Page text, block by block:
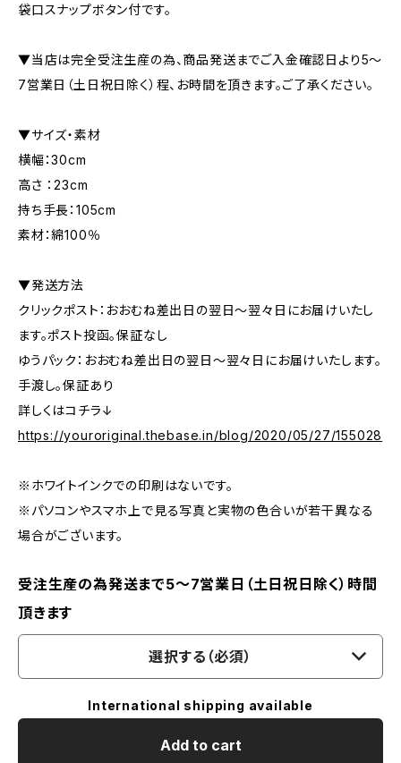
袋口スナップボタン付です。
▼当店は完全受注生産の為、商品発送までご入金確認日より5〜
7営業日（土日祝日除く）程、お時間を頂きます。ご了承ください。
▼サイズ・素材
横幅：30cm
高さ ：23cm
持ち手長：105cm
素材：綿100％
▼発送方法
クリックポスト：おおむね差出日の翌日〜翌々日にお届けいたし
ます。ポスト投函。保証なし
ゆうパック：おおむね差出日の翌日〜翌々日にお届けいたします。
手渡し。保証あり
詳しくはコチラ↓
https://youroriginal.thebase.in/blog/2020/05/27/155028
※ホワイトインクでの印刷はないです。
※パソコンやスマホ上で見る写真と実物の色合いが若干異なる
場合がございます。
受注生産の為発送まで5～7営業日（土日祝日除く）時間
頂きます
選択する（必須）
International shipping available
Add to cart